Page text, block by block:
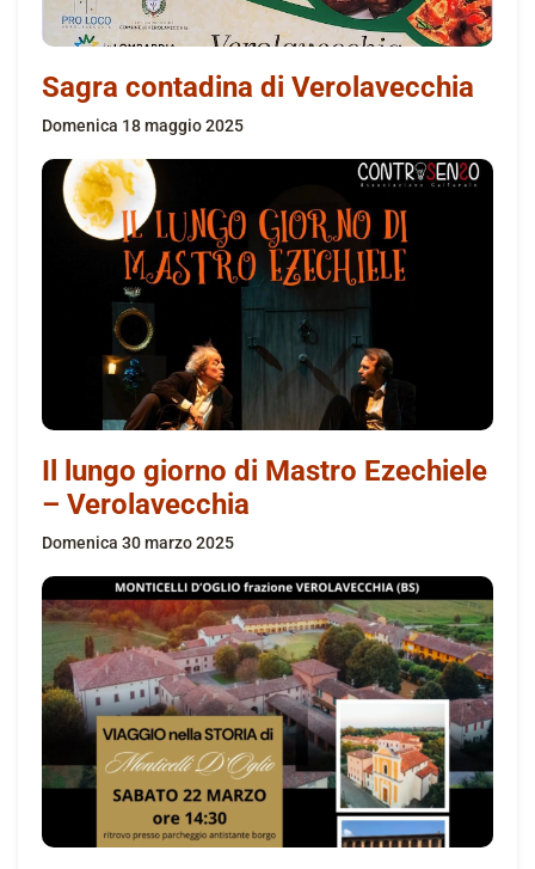
Sagra contadina di Verolavecchia
domenica 18 maggio 2025
Il lungo giorno di Mastro Ezechiele
– Verolavecchia
domenica 30 marzo 2025